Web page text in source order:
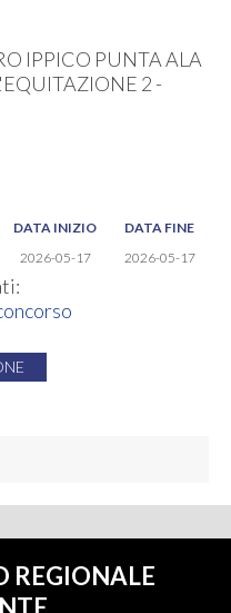
IPPICO PUNTA ALA
2 -
DATA INIZIO
DATA FINE
2026-05-17 2026-05-17
REGIONALE